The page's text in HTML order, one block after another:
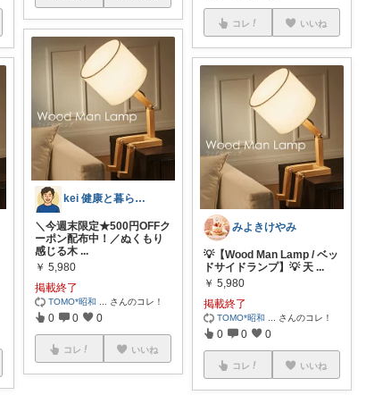
kei 健康と暮らしのおすすめROOM
＼今週末限定★500円OFFク
ーポン配布中！／ぬくもり
感じる木 ...
￥ 5,980
掲載終了
TOMO*昭和 さんのコレ！
0 0 0
コレ いいね
コレ いいね
みよきけやみ
💡【Wood Man Lamp / ベッ
ドサイドランプ】💡 天 ...
￥ 5,980
掲載終了
TOMO*昭和 さんのコレ！
0 0 0
コレ いいね